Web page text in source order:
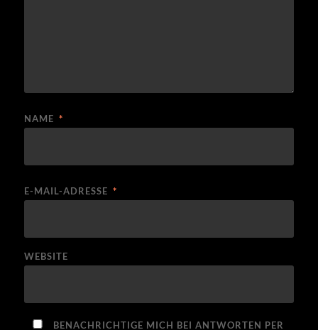
NAME *
E-MAIL-ADRESSE *
WEBSITE
BENACHRICHTIGE MICH BEI ANTWORTEN PER